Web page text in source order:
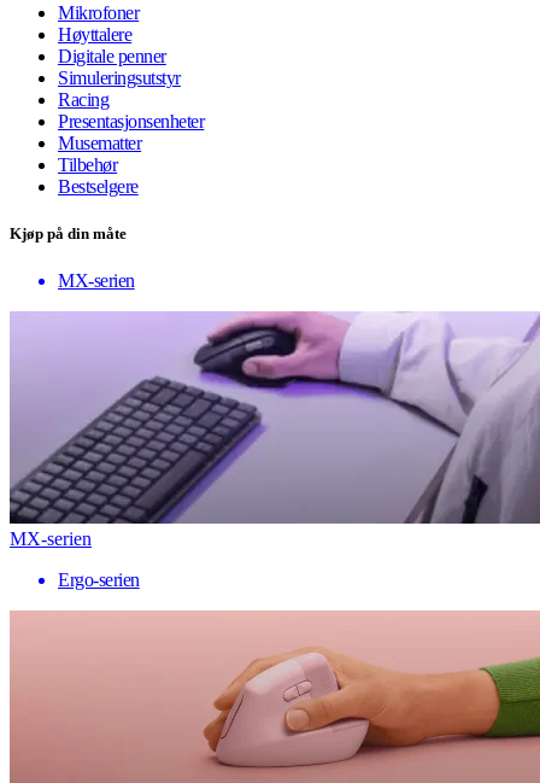
Mikrofoner
Høyttalere
Digitale penner
Simuleringsutstyr
Racing
Presentasjonsenheter
Musematter
Tilbehør
Bestselgere
Kjøp på din måte
MX-serien
MX-serien
Ergo-serien